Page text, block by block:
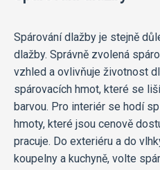
Spárování dlažby je stejně
dlažby. Správně zvolená
vzhled a ovlivňuje životnost
spárovacích hmot, které se
barvou. Pro interiér se hodí
hmoty, které jsou cenově
pracuje. Do exteriéru a do
koupelny a kuchyně, volte